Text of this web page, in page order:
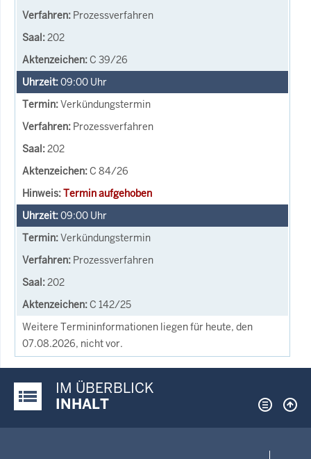
Prozessverfahren
202
C 39/26
09:00 Uhr
Verkündungstermin
Prozessverfahren
202
C 84/26
Termin aufgehoben
09:00 Uhr
Verkündungstermin
Prozessverfahren
202
C 142/25
Weitere Termininformationen liegen für heute, den
07.08.2026, nicht vor.
Justiz-Portal im Überblick:
IM ÜBERBLICK
INHALT